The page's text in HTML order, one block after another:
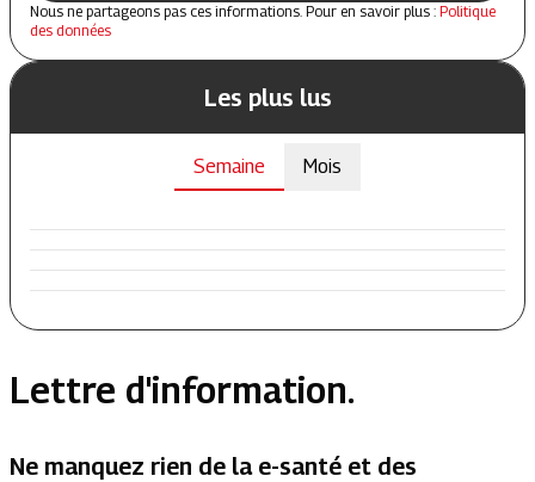
Nous ne partageons pas ces informations. Pour en savoir plus : Politique
des données
Les plus lus
Semaine Mois
Lettre d'information.
Ne manquez rien de la e-santé et des